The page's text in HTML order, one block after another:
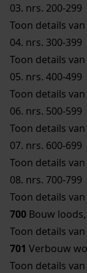
03. nrs. 200-299
Toon details
04. nrs. 300-399
Toon details
05. nrs. 400-499
Toon details
06. nrs. 500-599
Toon details
07. nrs. 600-699
Toon details
08. nrs. 700-799
Toon details
700 Bouw
Toon details
701 Verbouw
Toon details